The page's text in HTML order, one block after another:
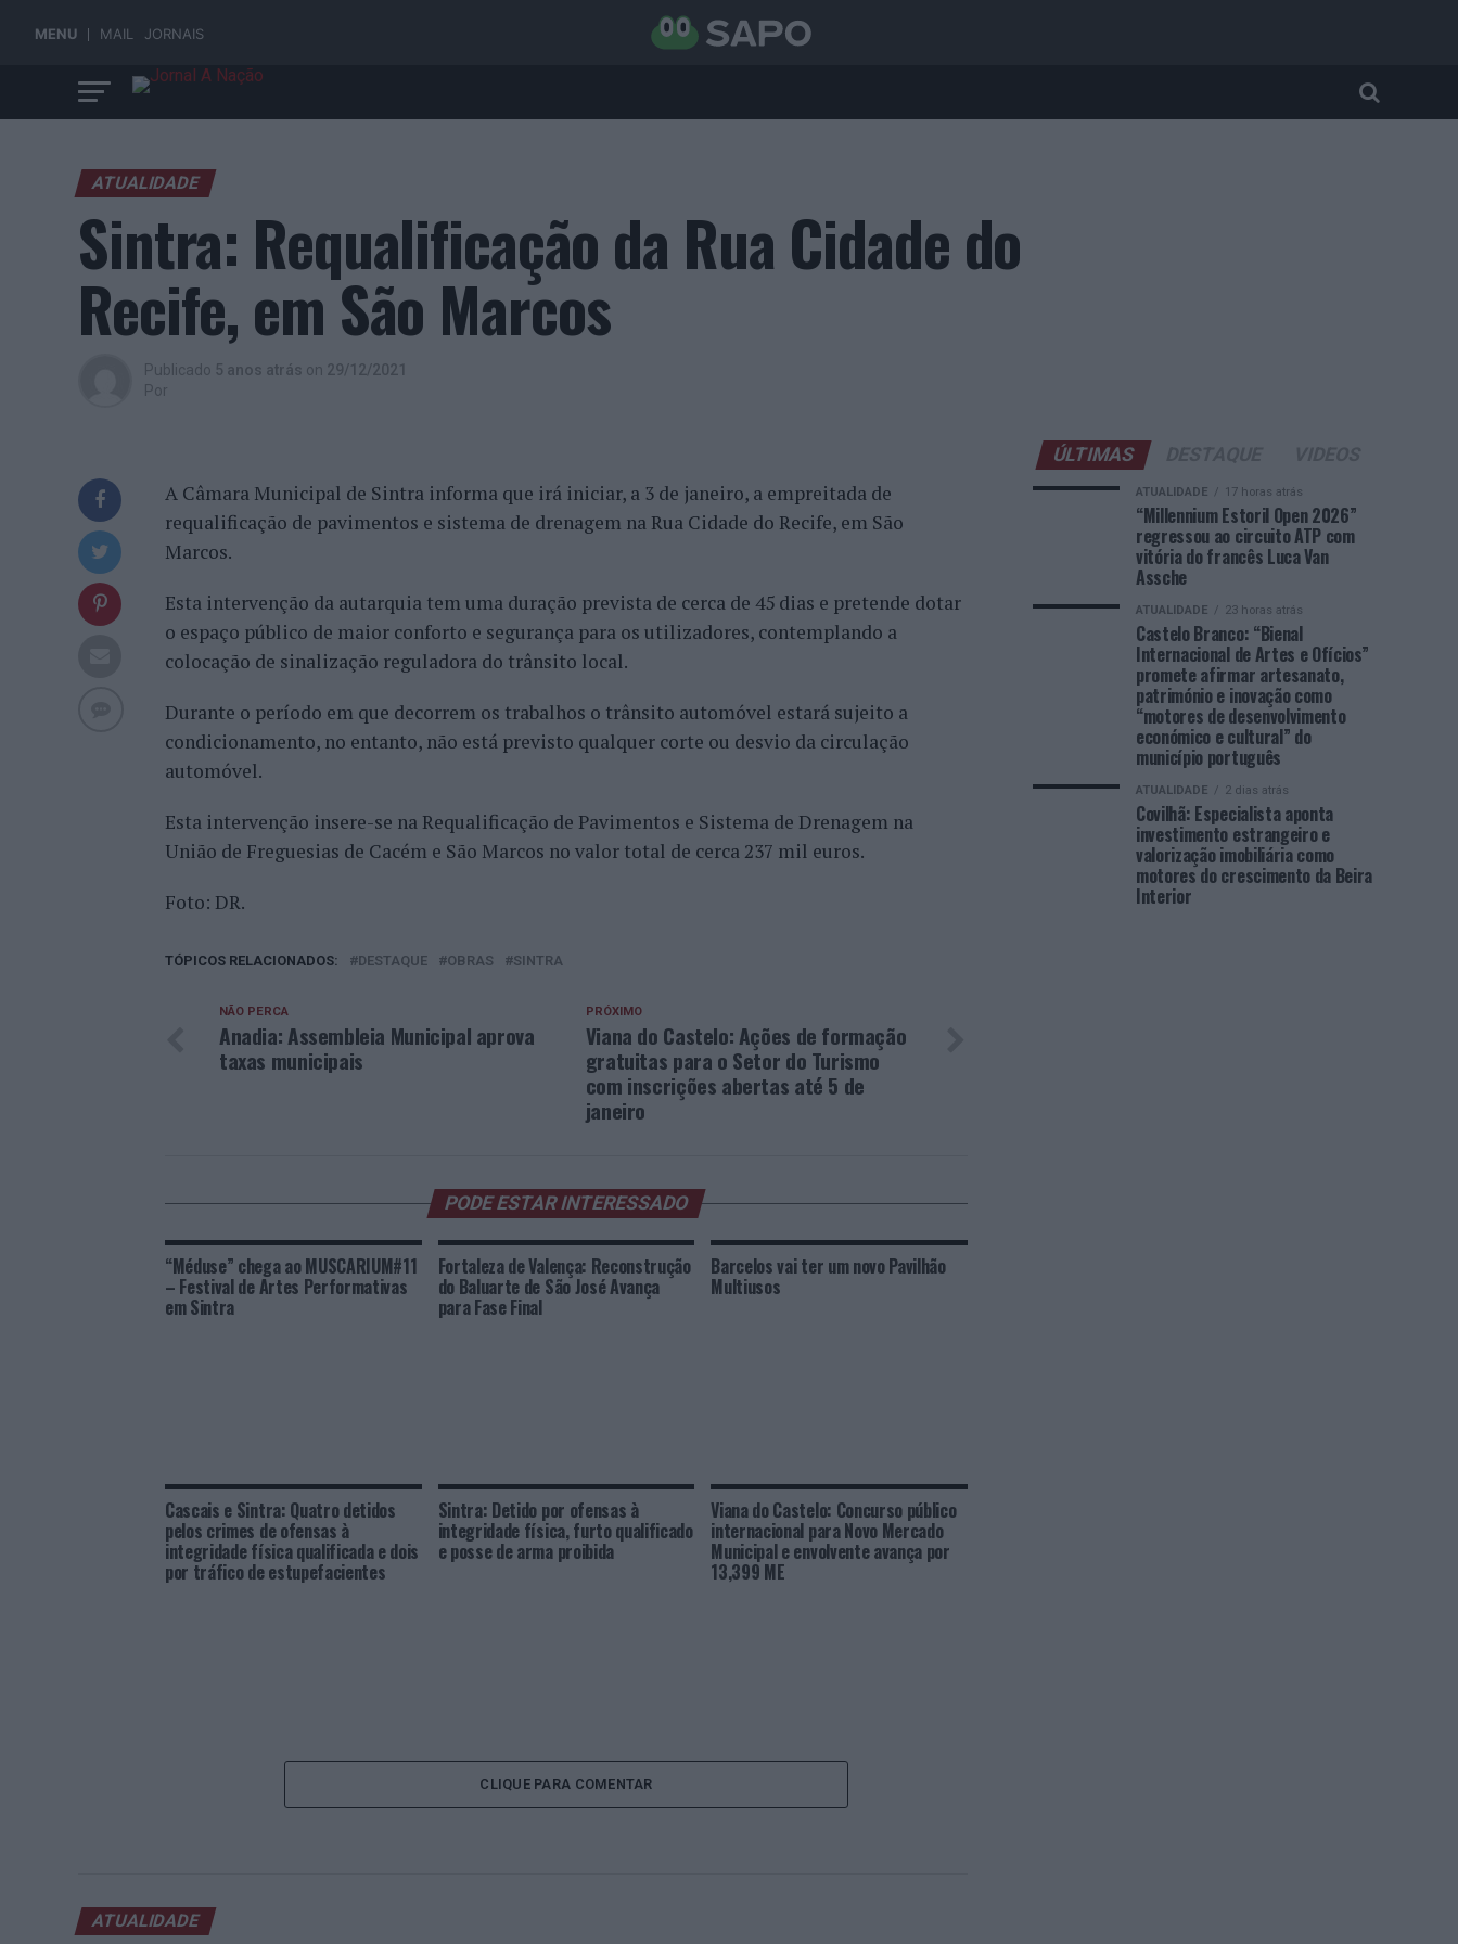
MENU MAIL JORNAIS
ATUALIDADE
Sintra: Requalificação da Rua Cidade do
Recife, em São Marcos
Publicado 5 anos atrás on 29/12/2021
Por
A Câmara Municipal de Sintra informa que irá iniciar, a 3 de janeiro, a empreitada de
requalificação de pavimentos e sistema de drenagem na Rua Cidade do Recife, em São
Marcos.
Esta intervenção da autarquia tem uma duração prevista de cerca de 45 dias e pretende dotar
o espaço público de maior conforto e segurança para os utilizadores, contemplando a
colocação de sinalização reguladora do trânsito local.
Durante o período em que decorrem os trabalhos o trânsito automóvel estará sujeito a
condicionamento, no entanto, não está previsto qualquer corte ou desvio da circulação
automóvel.
Esta intervenção insere-se na Requalificação de Pavimentos e Sistema de Drenagem na
União de Freguesias de Cacém e São Marcos no valor total de cerca 237 mil euros.
Foto: DR.
TÓPICOS RELACIONADOS: DESTAQUE OBRAS SINTRA
PRÓXIMO
Viana do Castelo: Ações de formação
gratuitas para o Setor do Turismo
com inscrições abertas até 5 de
janeiro
NÃO PERCA
Anadia: Assembleia Municipal aprova
taxas municipais
PODE ESTAR INTERESSADO
“Méduse” chega ao MUSCARIUM#11
– Festival de Artes Performativas
em Sintra
Fortaleza de Valença: Reconstrução
do Baluarte de São José Avança
para Fase Final
Barcelos vai ter um novo Pavilhão
Multiusos
Cascais e Sintra: Quatro detidos
pelos crimes de ofensas à
integridade física qualificada e dois
por tráfico de estupefacientes
Sintra: Detido por ofensas à
integridade física, furto qualificado
e posse de arma proibida
Viana do Castelo: Concurso público
internacional para Novo Mercado
Municipal e envolvente avança por
13,399 ME
CLIQUE PARA COMENTAR
ATUALIDADE
ÚLTIMAS
ATUALIDADE 17 horas atrás
“Millennium Estoril Open 2026”
regressou ao circuito ATP com
vitória do francês Luca Van
Assche
ATUALIDADE 23 horas atrás
Castelo Branco: “Bienal
Internacional de Artes e Ofícios”
promete afirmar artesanato,
património e inovação como
“motores de desenvolvimento
económico e cultural” do
município português
ATUALIDADE 2 dias atrás
Covilhã: Especialista aponta
investimento estrangeiro e
valorização imobiliária como
motores do crescimento da Beira
Interior